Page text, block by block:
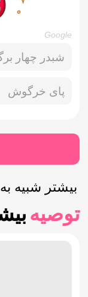
Google
شبدر چهار
پای خرگوش
بیشتر شبیه
توصیه